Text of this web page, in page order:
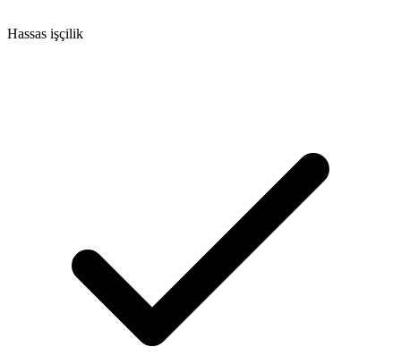
Hassas işçilik